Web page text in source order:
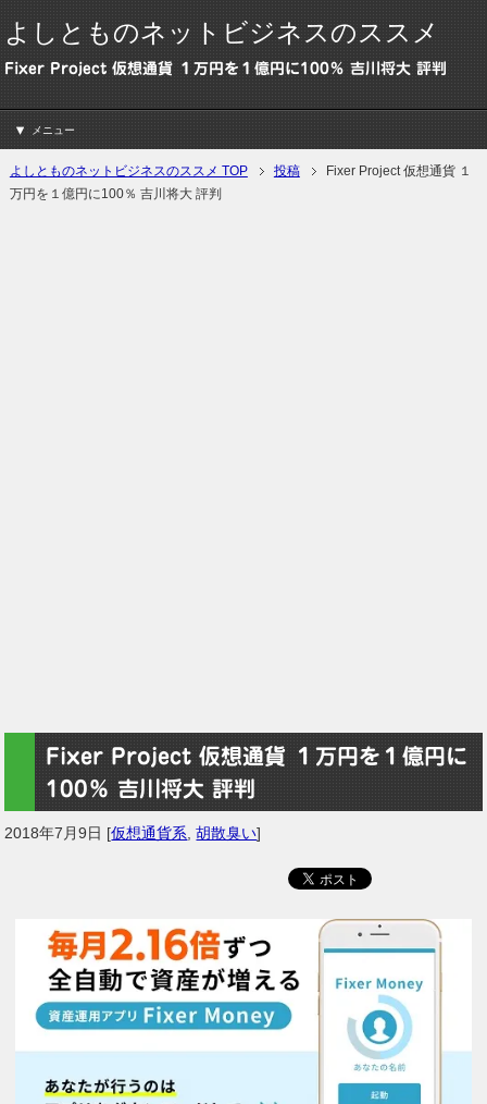
よしとものネットビジネスのススメ
Fixer Project 仮想通貨 １万円を１億円に100％ 吉川将大 評判
メニュー
よしとものネットビジネスのススメ TOP 投稿
Fixer Project 仮想通貨 １
万円を１億円に100％ 吉川将大 評判
Fixer Project 仮想通貨 １万円を１億円に
100％ 吉川将大 評判
2018年7月9日 [仮想通貨系 ,胡散臭い]